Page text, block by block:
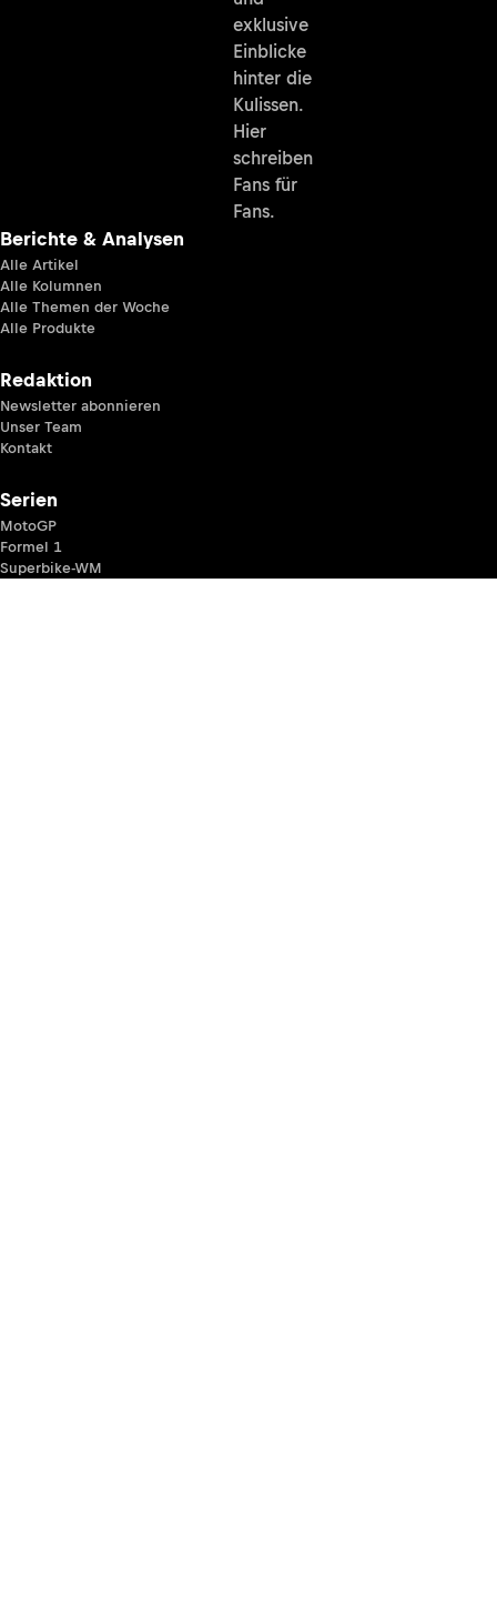
exklusive
Einblicke
hinter die
Kulissen.
Hier
schreiben
Fans für
Fans.
Berichte & Analysen
Alle Artikel
Alle Kolumnen
Alle Themen der Woche
Alle Produkte
Redaktion
Newsletter abonnieren
Unser Team
Kontakt
Serien
MotoGP
Formel 1
Superbike-WM